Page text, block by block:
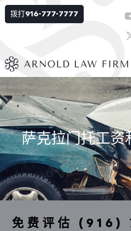
拨打916-777-7777
萨克拉门托工资
免费评估